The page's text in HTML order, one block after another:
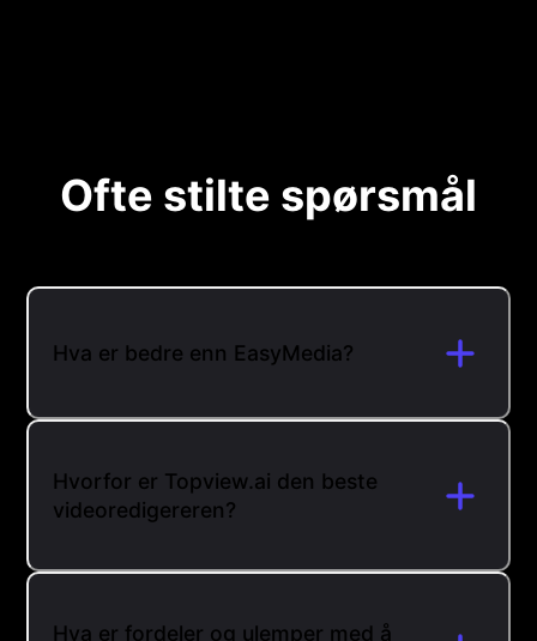
Ofte stilte spørsmål
Hva er bedre enn EasyMedia?
Hvorfor er Topview.ai den beste
videoredigereren?
Hva er fordeler og ulemper med å